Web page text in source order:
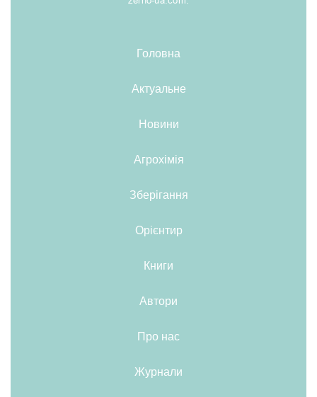
Головна
Актуальне
Новини
Агрохімія
Зберігання
Орієнтир
Книги
Автори
Про нас
Журнали